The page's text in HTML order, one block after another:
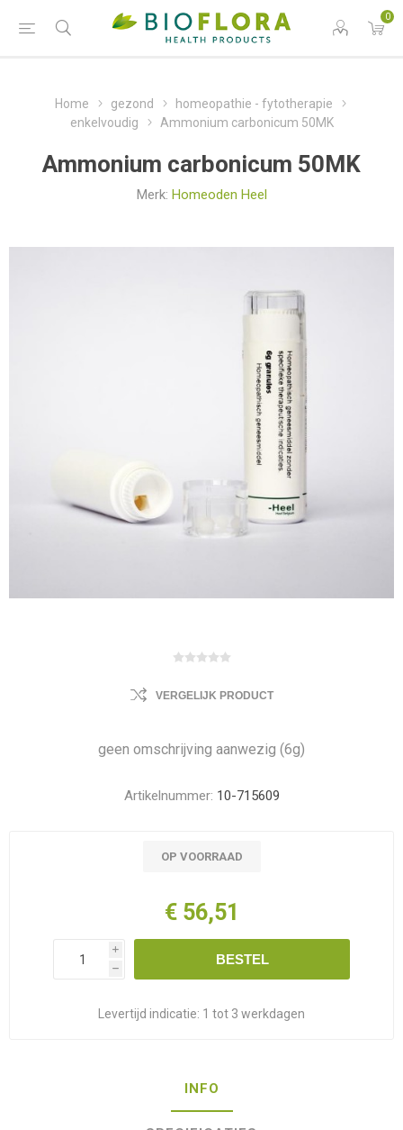
0
Home gezond
homeopathie - fytotherapie
enkelvoudig
Ammonium carbonicum 50MK
Ammonium carbonicum 50MK
Merk: Homeoden Heel
VERGELIJK PRODUCT
geen omschrijving aanwezig (6g)
Artikelnummer: 10-715609
OP VOORRAAD
€ 56,51
i
h
BESTEL
Levertijd indicatie: 1 tot 3 werkdagen
INFO